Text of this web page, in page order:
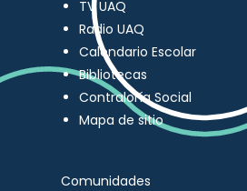
TV UAQ
Radio UAQ
Calendario Escolar
Bibliotecas
Contraloría Social
Mapa de sitio
Comunidades